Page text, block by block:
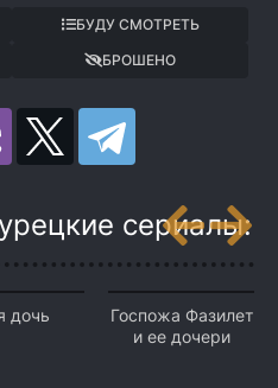
БУДУ СМОТРЕТЬ
БРОШЕНО
сериалы:
дочь
Госпожа Фазилет
и ее дочери